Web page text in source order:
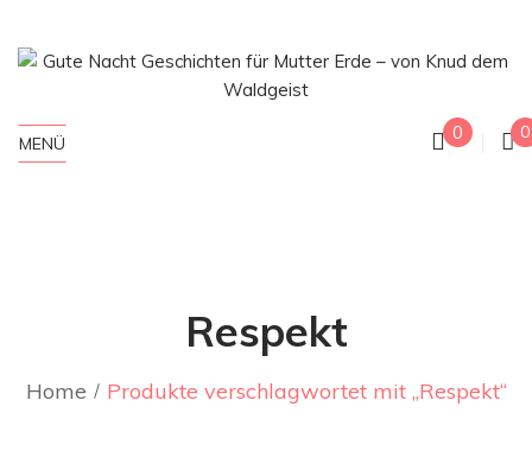
MENÜ 0 0
Respekt
Home Produkte verschlagwortet mit „Respekt“